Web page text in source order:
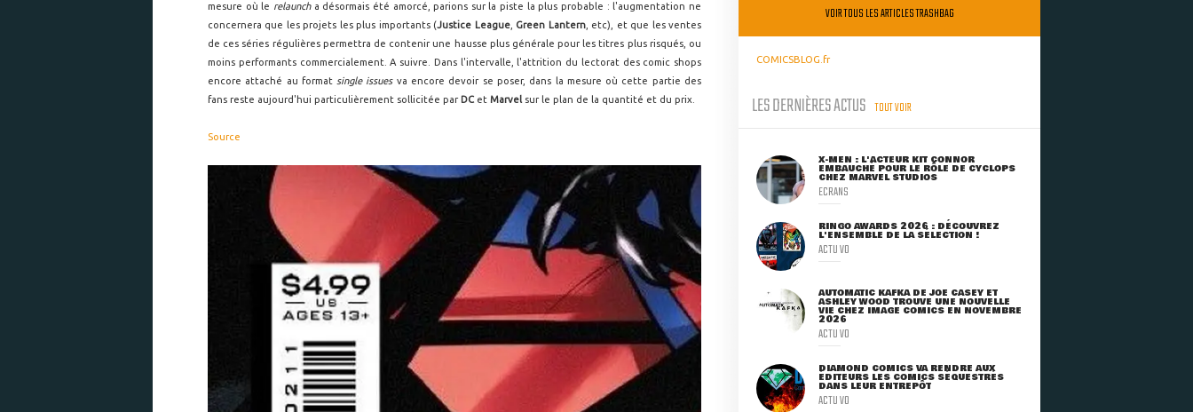
mesure où le relauncha désormais été amorcé, parions sur la piste la plus probable : l'augmentation ne
concernera que les projets les plus importants (Justice League, Green Lantern, etc), et que les ventes
de ces séries régulières permettra de contenir une hausse plus générale pour les titres plus risqués, ou
moins performants commercialement. A suivre. Dans l'intervalle, l'attrition du lectorat des comic shops
encore attaché au format single issuesva encore devoir se poser, dans la mesure où cette partie des
fans reste aujourd'hui particulièrement sollicitée par DC et Marvel sur le plan de la quantité et du prix.
Source
VOIR TOUS LES ARTICLES TRASHBAG
COMICSBLOG.fr
LES DERNIÈRES ACTUS TOUT VOIR
X-MEN : L'ACTEUR KIT CONNOR
EMBAUCHÉ POUR LE RÔLE DE CYCLOPS
CHEZ MARVEL STUDIOS
ECRANS
RINGO AWARDS 2026 : DÉCOUVREZ
L'ENSEMBLE DE LA SÉLECTION !
ACTU VO
AUTOMATIC KAFKA DE JOE CASEY ET
ASHLEY WOOD TROUVE UNE NOUVELLE
VIE CHEZ IMAGE COMICS EN NOVEMBRE
2026
ACTU VO
DIAMOND COMICS VA RENDRE AUX
ÉDITEURS LES COMICS SÉQUESTRÉS
DANS LEUR ENTREPÔT
ACTU VO